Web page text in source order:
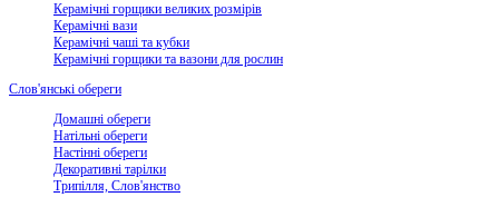
Керамічні горщики великих розмірів
Керамічні вази
Керамічні чаші та кубки
Керамічні горщики та вазони для рослин
Слов'янські обереги
Домашні обереги
Натільні обереги
Настінні обереги
Декоративні тарілки
Трипілля, Слов'янство